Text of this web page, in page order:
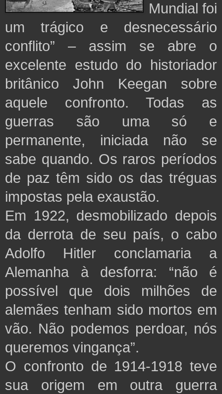
Mundial foi
um trágico e desnecessário
conflito” – assim se abre o
excelente estudo do historiador
britânico John Keegan sobre
aquele confronto. Todas as
guerras são uma só e
permanente, iniciada não se
sabe quando. Os raros períodos
de paz têm sido os das tréguas
impostas pela exaustão.
Em 1922, desmobilizado depois
da derrota de seu país, o cabo
Adolfo Hitler conclamaria a
Alemanha à desforra: “não é
possível que dois milhões de
alemães tenham sido mortos em
vão. Não podemos perdoar, nós
queremos vingança”.
O confronto de 1914-1918 teve
sua origem em outra guerra